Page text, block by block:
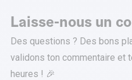
Laisse-nous un
Des questions ? Des bons
validons ton commentaire et
heures ! 🎉